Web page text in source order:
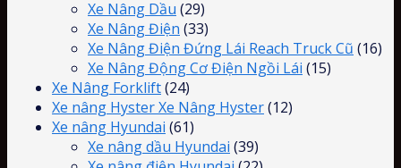
Xe Nâng Dầu (29)
Xe Nâng Điện (33)
Xe Nâng Điện Đứng Lái Reach Truck Cũ (16)
Xe Nâng Động Cơ Điện Ngồi Lái (15)
Xe Nâng Forklift(24)
Xe nâng Hyster Xe Nâng Hyster(12)
Xe nâng Hyundai (61)
Xe nâng dầu Hyundai (39)